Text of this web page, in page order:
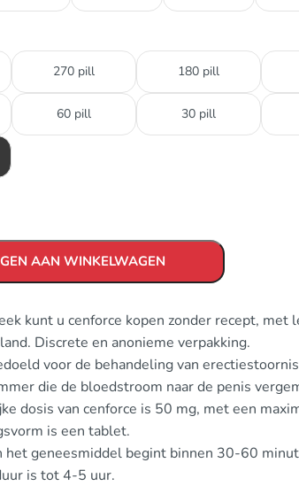
270 pill 180 pill
60 pill 30 pill
AAN WINKELWAGEN
kunt u cenforce kopen zonder recept,
Discrete en anonieme verpakking.
voor de behandeling van
die de bloedstroom naar de penis
dosis van cenforce is 50 mg, met een
is een tablet.
het geneesmiddel begint binnen 30-60
is tot 4-5 uur.